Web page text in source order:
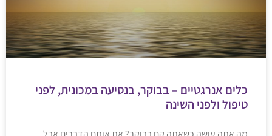
כלים אנרגטיים – בבוקר, בנסיעה במכונית, לפני
טיפול ולפני השינה